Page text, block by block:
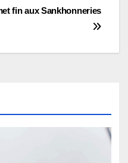
fin aux Sankhonneries